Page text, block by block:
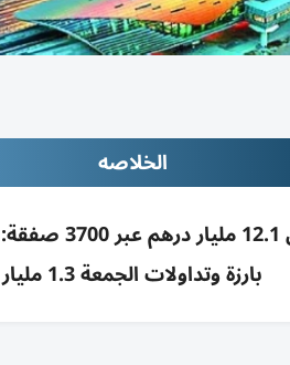
الخلاصه
بارزة وتداولات الجمعة 1.3 مليار